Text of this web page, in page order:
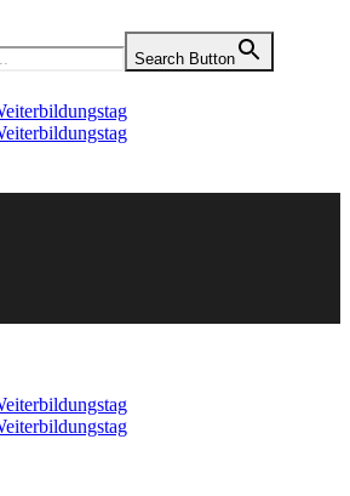
Search Button